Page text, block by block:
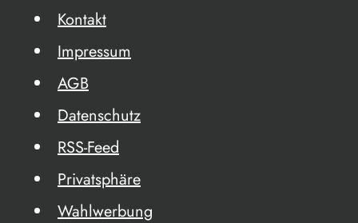
Kontakt
Impressum
AGB
Datenschutz
RSS-Feed
Privatsphäre
Wahlwerbung